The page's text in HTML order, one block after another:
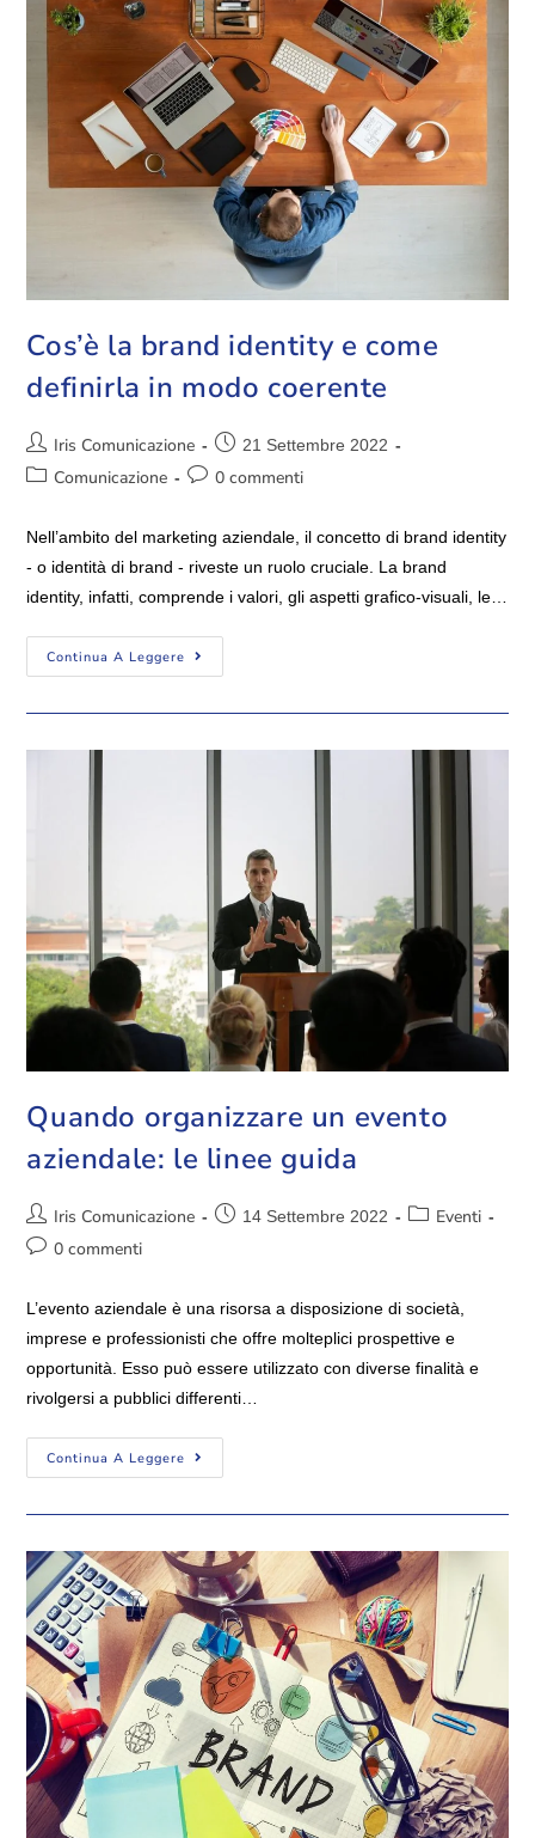
Cos’è la brand identity e come
definirla in modo coerente
Iris Comunicazione 21 Settembre 2022
Comunicazione 0 commenti
Nell’ambito del marketing aziendale, il concetto di brand identity
- o identità di brand - riveste un ruolo cruciale. La brand
identity, infatti, comprende i valori, gli aspetti grafico-visuali, le…
Continua A Leggere
Quando organizzare un evento
aziendale: le linee guida
Iris Comunicazione 14 Settembre 2022
Eventi
0 commenti
L’evento aziendale è una risorsa a disposizione di società,
imprese e professionisti che offre molteplici prospettive e
opportunità. Esso può essere utilizzato con diverse finalità e
rivolgersi a pubblici differenti…
Continua A Leggere